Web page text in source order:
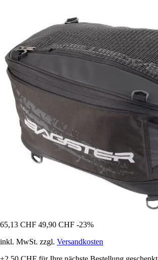
65,13 CHF 49,90 CHF -23%
inkl. MwSt. zzgl. Versandkosten